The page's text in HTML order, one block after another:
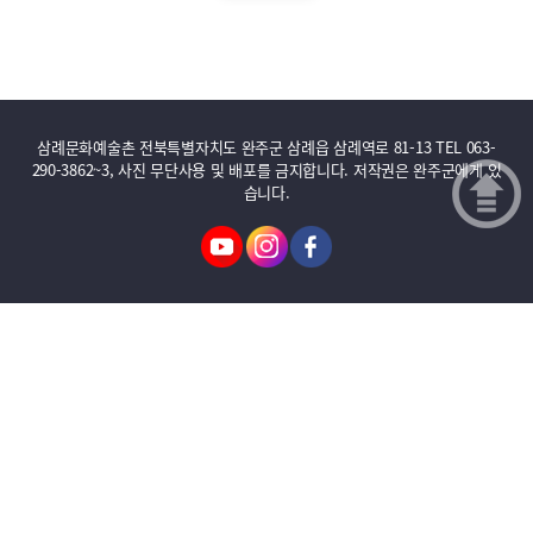
삼례문화예술촌 전북특별자치도 완주군 삼례읍 삼례역로 81-13 TEL 063-
290-3862~3, 사진 무단사용 및 배포를 금지합니다. 저작권은 완주군에게 있
습니다.